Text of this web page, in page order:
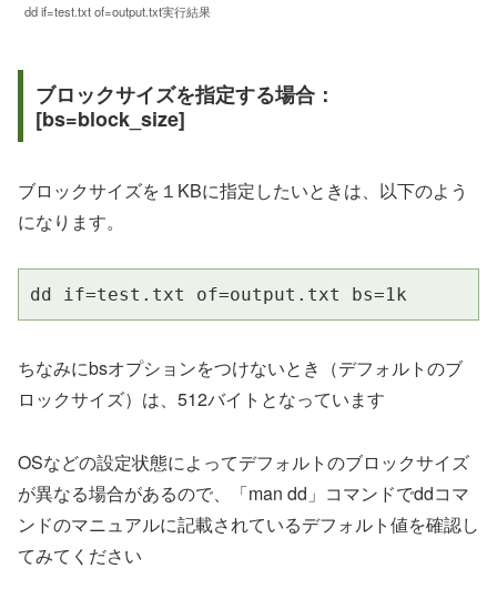
dd if=test.txt of=output.txt実行結果
ブロックサイズを指定する場合：
[bs=block_size]
ブロックサイズを１KBに指定したいときは、以下のよう
になります。
dd if=test.txt of=output.txt bs=1k
ちなみにbsオプションをつけないとき（デフォルトのブ
ロックサイズ）は、512バイトとなっています
OSなどの設定状態によってデフォルトのブロックサイズ
が異なる場合があるので、「man dd」コマンドでddコマ
ンドのマニュアルに記載されているデフォルト値を確認し
てみてください